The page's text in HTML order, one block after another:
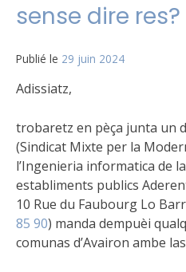
sense dire res?
Publié le 29 juin 2024
Adissiatz,
trobaretz en pèça junta un
(Sindicat Mixte per la
l’Ingenieria informatica de
establiments publics
10 Rue du Faubourg Lo
85 90) manda dempuèi
comunas d’Avairon ambe